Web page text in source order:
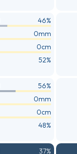
46%
0mm
0cm
52%
56%
0mm
0cm
48%
37%